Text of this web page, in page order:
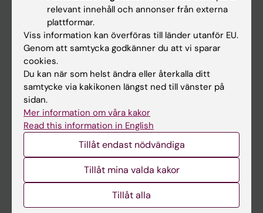
Nyheter
Kalender
Student
Ladok
Canvas
Studentmejlen
Kurs- och programwebbar
relevant innehåll och annonser från externa
plattformar.
Viss information kan överföras till länder utanför EU.
Genom att samtycka godkänner du att vi sparar
cookies.
Du kan när som helst ändra eller återkalla ditt
samtycke via kakikonen längst ned till vänster på
sidan.
Mer information om våra kakor
Read this information in English
Tillåt endast nödvändiga
Tillåt mina valda kakor
Tillåt alla